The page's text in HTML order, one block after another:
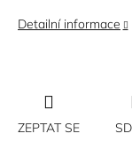
Detailní informace
ZEPTAT SE